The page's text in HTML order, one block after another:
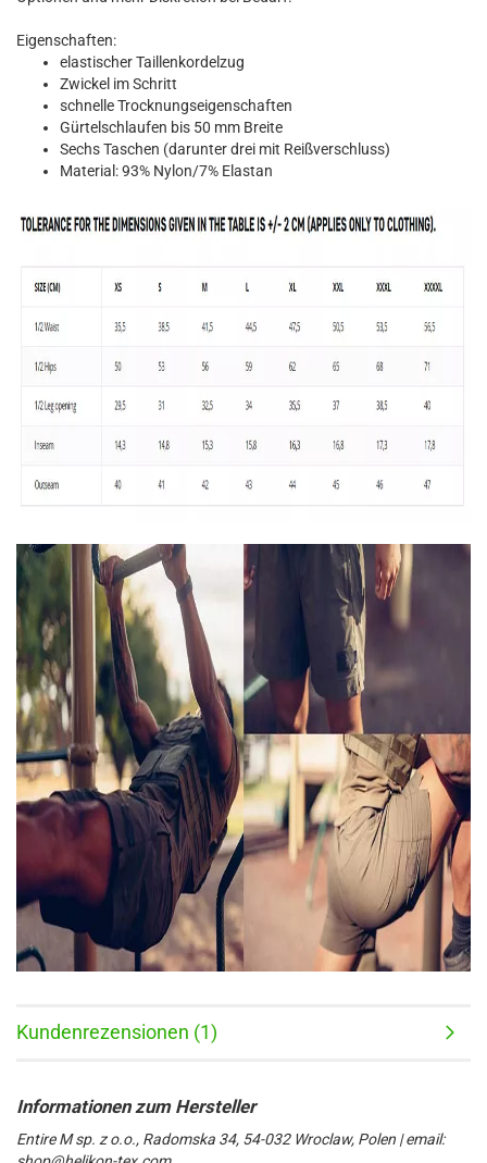
Eigenschaften:
elastischer Taillenkordelzug
Zwickel im Schritt
schnelle Trocknungseigenschaften
Gürtelschlaufen bis 50 mm Breite
Sechs Taschen (darunter drei mit Reißverschluss)
Material: 93% Nylon/7% Elastan
Kundenrezensionen (1)
Entire M sp. z o.o., Radomska 34, 54-032 Wroclaw, Polen | email: